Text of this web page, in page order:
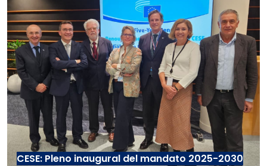
CESE: Pleno inaugural del mandato 2025-2030